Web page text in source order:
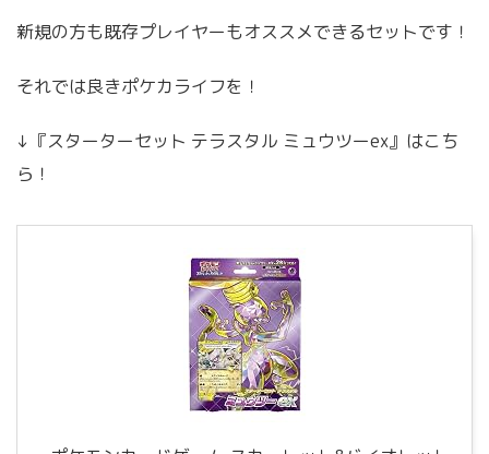
新規の方も既存プレイヤーもオススメできるセットです！
それでは良きポケカライフを！
↓『スターターセット テラスタル ミュウツーex』はこち
ら！